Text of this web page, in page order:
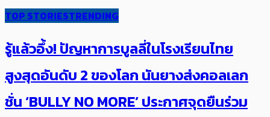
TOP STORIESTRENDING
รู้แล้วอึ้ง! ปัญหาการบูลลี่ในโรงเรียนไทย
สูงสุดอันดับ 2 ของโลก นันยางส่งคอลเลก
ชั่น ‘BULLY NO MORE’ ประกาศจุดยืนร่วม